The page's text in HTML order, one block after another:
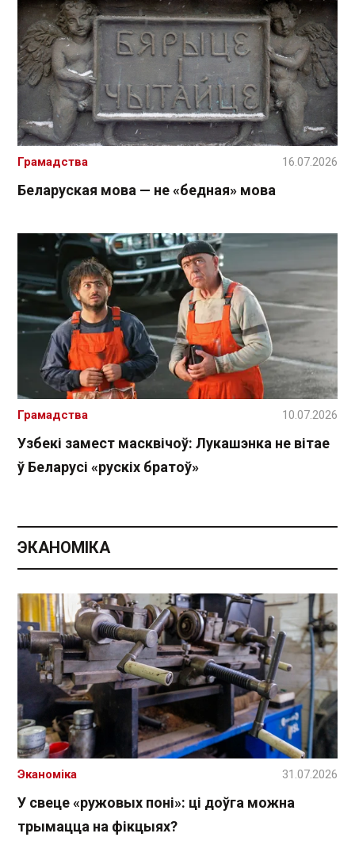
Беларуская мова — не «бедная» мова
Грамадства 16.07.2026
Узбекі замест масквічоў: Лукашэнка не вітае
ў Беларусі «рускіх братоў»
Грамадства 10.07.2026
ЭКАНОМІКА
У свеце «ружовых поні»: ці доўга можна
трымацца на фікцыях?
Эканоміка 31.07.2026